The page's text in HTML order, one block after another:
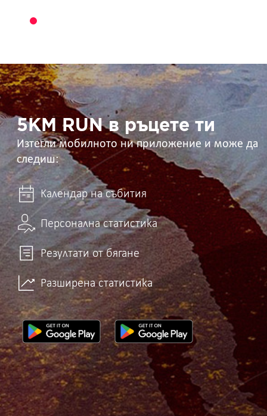
5KM
RUN
в
ръцете
ти 5KM RUN в ръцете ти
Изтегли мобилното ни приложение и може да
следиш:
Календар на събития
Персонална статистика
Резултати от бягане
Разширена статистика